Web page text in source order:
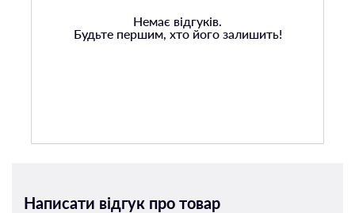
Немає відгуків.
Будьте першим, хто його залишить!
Написати відгук про товар